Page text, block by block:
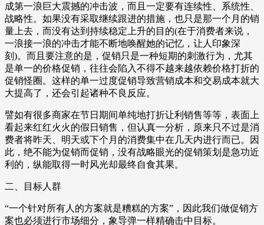
成第一浪巨大震撼的冲击波，而且一定要有连续性、系统性、
战略性。如果没有采取继续跟进的措施，也只是那一个月的销
量上去，而没有达到持续稳定上升的目的(在于消费者来说，
一浪接一浪的冲击才能不断地唤醒她的记忆，让人印象深
刻)。而且要注意的是，促销只是一种短期的刺激行为，尤其
是单一的价格促销，往往会陷入不得不越来越依赖价格打折的
促销怪圈。这样的单一过度促销导致营销成本和交易成本就大
大提高了，还会引起诸种不良反应。
譬如有很多商家在节日期间单纯地打折让利销售等等，表面上
看起来红红火火的假日销售，但认真一分析，原来只不过是消
费者将昨天、明天或下个月的消费集中在几天内进行而已。因
此，绝不能为促销而促销，没有战略眼光的促销策划是急功近
利的，纵能取得一时风光却最终自食其果。
二、目标人群
“一个针对所有人的方案就是糟糕的方案”，因此我们做促销方
案也必须进行市场细分，象导弹一样精确击中目标。